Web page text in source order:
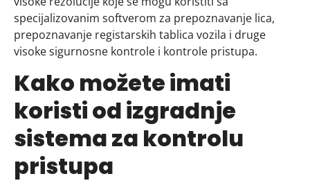
specijalizovanim softverom za prepoznavanje lica,
prepoznavanje registarskih tablica vozila i druge
visoke sigurnosne kontrole i kontrole pristupa.
Kako možete imati
koristi od izgradnje
sistema za kontrolu
pristupa